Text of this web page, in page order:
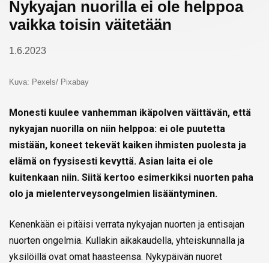
Nykyajan nuorilla ei ole helppoa
vaikka toisin väitetään
1.6.2023
Kuva: Pexels/ Pixabay
Monesti kuulee vanhemman ikäpolven väittävän, että
nykyajan nuorilla on niin helppoa: ei ole puutetta
mistään, koneet tekevät kaiken ihmisten puolesta ja
elämä on fyysisesti kevyttä. Asian laita ei ole
kuitenkaan niin. Siitä kertoo esimerkiksi nuorten paha
olo ja mielenterveysongelmien lisääntyminen.
Kenenkään ei pitäisi verrata nykyajan nuorten ja entisajan
nuorten ongelmia. Kullakin aikakaudella, yhteiskunnalla ja
yksilöillä ovat omat haasteensa. Nykypäivän nuoret